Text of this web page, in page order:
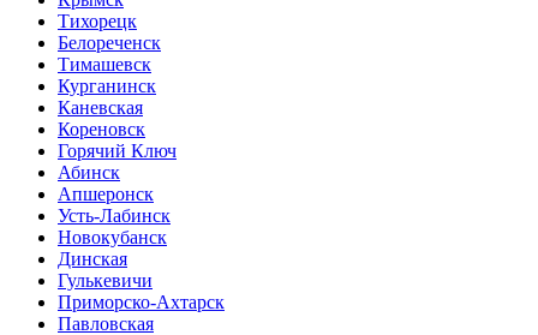
Тихорецк
Белореченск
Тимашевск
Курганинск
Каневская
Кореновск
Горячий Ключ
Абинск
Апшеронск
Усть-Лабинск
Новокубанск
Динская
Гулькевичи
Приморско-Ахтарск
Павловская